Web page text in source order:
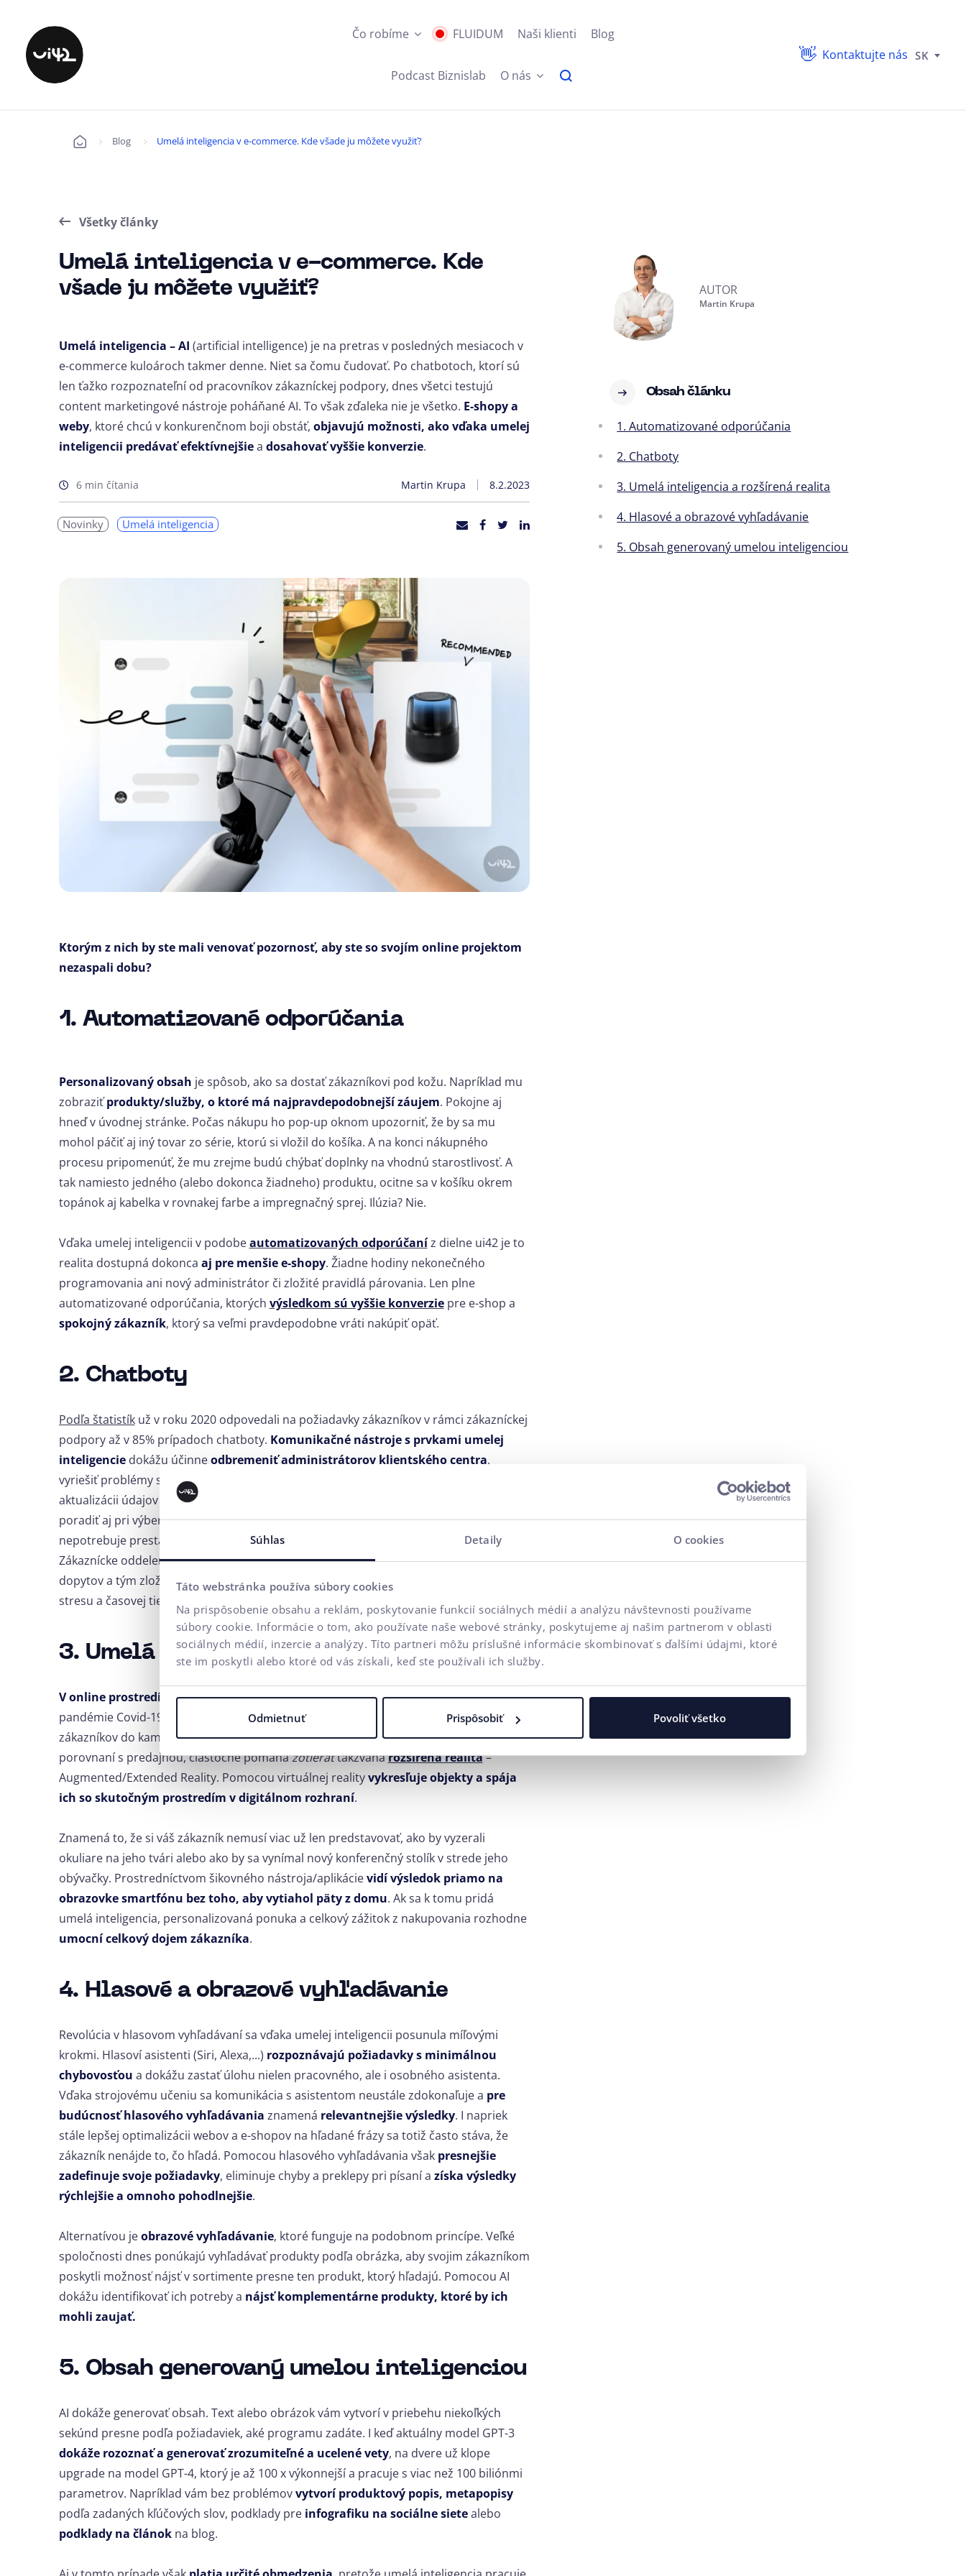
Súhlas Detaily O cookies
Táto webstránka používa súbory cookies
Na prispôsobenie obsahu a reklám, poskytovanie funkcií sociálnych médií a analýzu návštevnosti používame
súbory cookie. Informácie o tom, ako používate naše webové stránky, poskytujeme aj našim partnerom v oblasti
sociálnych médií, inzercie a analýzy. Títo partneri môžu príslušné informácie skombinovať s ďalšími údajmi, ktoré
ste im poskytli alebo ktoré od vás získali, keď ste používali ich služby.
Odmietnuť Prispôsobiť Povoliť všetko
Čo robíme FLUIDUM Naši klienti Blog
Podcast Biznislab O nás
Kontaktujte nás SK
Úvod Blog Umelá inteligencia v e-commerce. Kde všade ju môžete využiť?
Všetky články
Umelá inteligencia v e-commerce. Kde
všade ju môžete využiť?
Umelá inteligencia – AI (artificial intelligence) je na pretras v posledných mesiacoch v
e-commerce kuloároch takmer denne. Niet sa čomu čudovať. Po chatbotoch, ktorí sú
len ťažko rozpoznateľní od pracovníkov zákazníckej podpory, dnes všetci testujú
content marketingové nástroje poháňané AI. To však zďaleka nie je všetko. E-shopy a
weby, ktoré chcú v konkurenčnom boji obstáť, objavujú možnosti, ako vďaka umelej
inteligencii predávať efektívnejšiea dosahovať vyššie konverzie.
6 min čítania Martin Krupa 8.2.2023
Novinky Umelá inteligencia
Ktorým z nich by ste mali venovať pozornosť, aby ste so svojím online projektom
nezaspali dobu?
1. Automatizované odporúčania
Personalizovaný obsah je spôsob, ako sa dostať zákazníkovi pod kožu. Napríklad mu
zobraziťprodukty/služby, o ktoré má najpravdepodobnejší záujem. Pokojne aj
hneď v úvodnej stránke. Počas nákupu ho pop-up oknom upozorniť, že by sa mu
mohol páčiť aj iný tovar zo série, ktorú si vložil do košíka. A na konci nákupného
procesu pripomenúť, že mu zrejme budú chýbať doplnky na vhodnú starostlivosť. A
tak namiesto jedného (alebo dokonca žiadneho) produktu, ocitne sa v košíku okrem
topánok aj kabelka v rovnakej farbe a impregnačný sprej. Ilúzia? Nie.
Vďaka umelej inteligencii v podobeautomatizovaných odporúčaníz dielne ui42 je to
realita dostupná dokonca aj pre menšie e-shopy. Žiadne hodiny nekonečného
programovania ani nový administrátor či zložité pravidlá párovania. Len plne
automatizované odporúčania, ktorých výsledkom sú vyššie konverziepre e-shop a
spokojný zákazník, ktorý sa veľmi pravdepodobne vráti nakúpiť opäť.
2. Chatboty
Podľa štatistíkuž v roku 2020 odpovedali na požiadavky zákazníkov v rámci zákazníckej
podpory až v 85% prípadoch chatboty. Komunikačné nástroje s prvkami umelej
inteligencie dokážu účinneodbremeniť administrátorov klientského centra,
vyriešiť problémy s reklamáciou alebo vrátením tovaru, sprevádzať zákazníka pri
aktualizácii údajov alebo riešení iných požiadaviek na oddelení služieb. A taktiež
poradiť aj pri výbere vhodného produktu.Šikovnýchatbotje k dispozícii 24/7,
nepotrebuje prestávku, ovláda niekoľko jazykov a
obslúži viac zákazníkov naraz.
Zákaznícke oddelenie dokáže odbremeniť od jednoduchších alebo opakujúcich sa
dopytov a tým zložitejším sa môžu venovať zamestnanci podpory bez zbytočného
stresu a časovej tiesne.
3. Umelá inteligencia a rozšírená realita
V online prostredí zákazník ochudobnený o reálny kontakts produktom. Počas
pandémie Covid-19 zažil e-commerce veľký boom, no i napriek tomu bol návrat
zákazníkov do kamenných predajní markantný. Nevýhodu, ktorú má e-shop v
porovnaní s predajňou, čiastočne pomáhazotieraťtakzvanározšírená realita–
Augmented/Extended Reality. Pomocou virtuálnej realityvykresľuje objekty a spája
ich so skutočným prostredím v digitálnom rozhraní.
Znamená to, že si váš zákazník nemusí viac už len predstavovať, ako by vyzerali
okuliare na jeho tvári alebo ako by sa vynímal nový konferenčný stolík v strede jeho
obývačky. Prostredníctvom šikovného nástroja/aplikácievidí výsledok priamo na
obrazovke smartfónu bez toho, aby vytiahol päty z domu. Ak sa k tomu pridá
umelá inteligencia, personalizovaná ponuka a celkový zážitok z nakupovania rozhodne
umocní celkový dojem zákazníka.
4. Hlasové a obrazové vyhľadávanie
Revolúcia v hlasovom vyhľadávaní sa vďaka umelej inteligencii posunula míľovými
krokmi. Hlasoví asistenti (Siri, Alexa,...) rozpoznávajú požiadavky s minimálnou
chybovosťou a dokážu zastať úlohu nielen pracovného, ale i osobného asistenta.
Vďaka strojovému učeniu sa komunikácia s asistentom neustále zdokonaľuje a pre
budúcnosť hlasového vyhľadávania znamená relevantnejšie výsledky. I napriek
stále lepšej optimalizácii webov a e-shopov na hľadané frázy sa totiž často stáva, že
zákazník nenájde to, čo hľadá. Pomocou hlasového vyhľadávania všakpresnejšie
zadefinuje svoje požiadavky, eliminuje chyby a preklepy pri písaní a získa výsledky
rýchlejšie a omnoho pohodlnejšie.
Alternatívou jeobrazové vyhľadávanie, ktoré funguje na podobnom princípe. Veľké
spoločnosti dnes ponúkajú vyhľadávať produkty podľa obrázka, aby svojim zákazníkom
poskytli možnosť nájsť v sortimente presne ten produkt, ktorý hľadajú. Pomocou AI
dokážu identifikovať ich potreby a nájsť komplementárne produkty, ktoré by ich
mohli zaujať.
5. Obsah generovaný umelou inteligenciou
AI dokáže generovať obsah. Text alebo obrázok vám vytvorí v priebehu niekoľkých
sekúnd presne podľa požiadaviek, aké programu zadáte. I keď aktuálny model GPT-3
dokáže rozoznať a generovať zrozumiteľné a ucelené vety, na dvere už klope
upgrade na model GPT-4, ktorý je až 100 x výkonnejší a pracuje s viac než 100 biliónmi
parametrov. Napríklad vám bez problémovvytvorí produktový popis, metapopisy
podľa zadaných kľúčových slov, podklady preinfografiku na sociálne sietealebo
podklady na článokna blog.
AUTOR
Martin Krupa
Obsah článku
1. Automatizované odporúčania
2. Chatboty
3. Umelá inteligencia a rozšírená realita
4. Hlasové a obrazové vyhľadávanie
5. Obsah generovaný umelou inteligenciou